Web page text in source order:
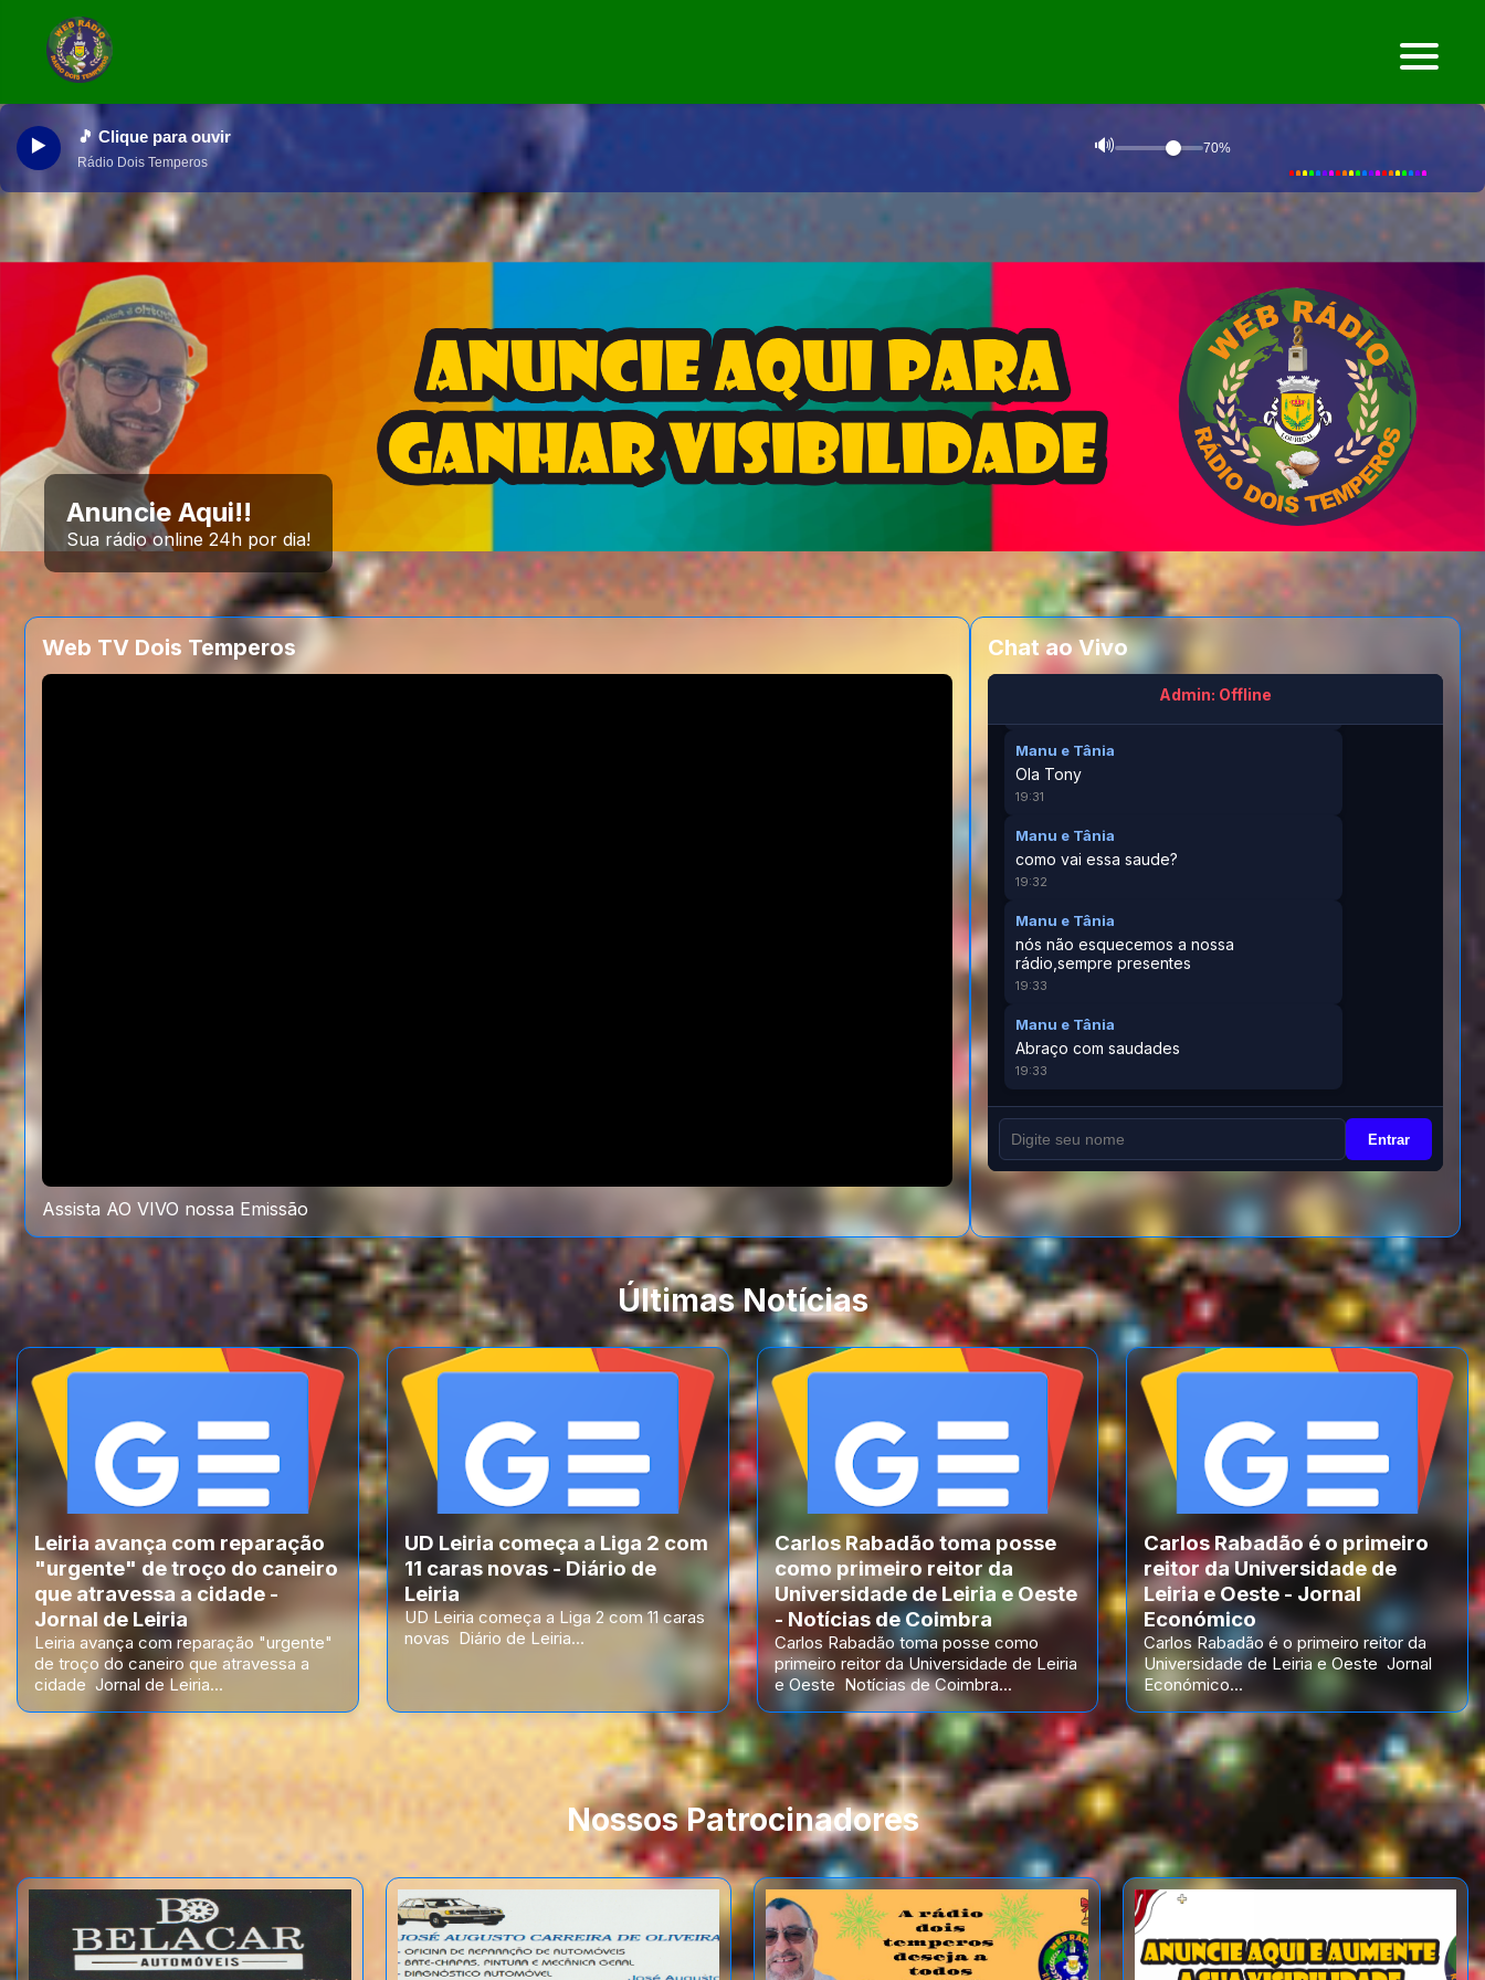
Anuncie Aqui!!
Sua rádio online 24h por dia!
Web TV Dois Temperos
Assista AO VIVO nossa Emissão
Chat ao Vivo
Admin: Offline
boas tardes,na tua compahia todo o
hoje de folga,ando nas pinturas ca em
10:44
Manu
e o Tony de volta dos pedreiros
10:44
Manu
um abraco..e ja tenho muitas saudades das
tiburcio
😎
00:35
tiburcio
Manu e Tânia
Ola Tony
19:31
Manu e Tânia
como vai essa saude?
19:32
Manu e Tânia
nós não esquecemos a nossa
rádio,sempre presentes
19:33
Manu e Tânia
Abraço com saudades
19:33
Entrar
Últimas Notícias
Leiria avança com reparação
"urgente" de troço do caneiro
que atravessa a cidade -
Jornal de Leiria
Leiria avança com reparação "urgente"
de troço do caneiro que atravessa a
cidade Jornal de Leiria...
UD Leiria começa a Liga 2 com
11 caras novas - Diário de
Leiria
UD Leiria começa a Liga 2 com 11 caras
novas Diário de Leiria...
Carlos Rabadão toma posse
como primeiro reitor da
Universidade de Leiria e Oeste
- Notícias de Coimbra
Carlos Rabadão toma posse como
primeiro reitor da Universidade de Leiria
e Oeste Notícias de Coimbra...
Carlos Rabadão é o primeiro
reitor da Universidade de
Leiria e Oeste - Jornal
Económico
Carlos Rabadão é o primeiro reitor da
Universidade de Leiria e Oeste Jornal
Económico...
Nossos Patrocinadores